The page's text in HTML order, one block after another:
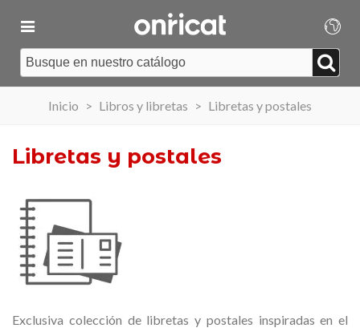
Inicio > Libros y libretas > Libretas y postales
Libretas y postales
Exclusiva colección de libretas y postales inspiradas en el